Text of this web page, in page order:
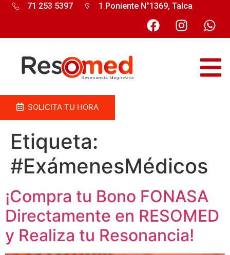
71 253 5397 1 Poniente N°1369, Talca
SOLICITA TU HORA
Etiqueta:
#ExámenesMédicos
¡Compra tu Bono FONASA
Directamente en RESOMED
y Realiza tu Resonancia!